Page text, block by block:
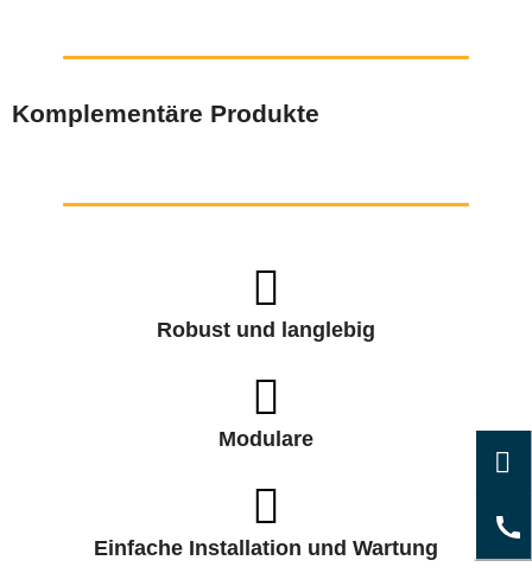
Komplementäre Produkte
Robust und langlebig
Modulare
Einfache Installation und Wartung